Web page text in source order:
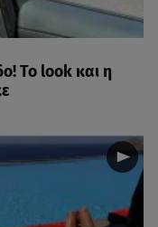
Το look και η